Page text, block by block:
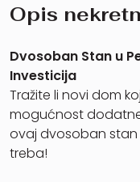
Opis
Dvosoban Stan u
Investicija
Tražite li novi dom
mogućnost
ovaj dvosoban stan
treba!